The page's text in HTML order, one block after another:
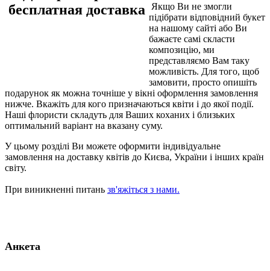
Якщо Ви не змогли
підібрати відповідний букет
на нашому сайті або Ви
бажаєте самі скласти
композицію, ми
представляємо Вам таку
можливість. Для того, щоб
замовити, просто опишіть
подарунок як можна точніше у вікні оформлення замовлення
нижче. Вкажіть для кого призначаються квіти і до якої події.
Наші флористи складуть для Ваших коханих і близьких
оптимальний варіант на вказану суму.
У цьому розділі Ви можете оформити індивідуальне
замовлення на доставку квітів до Києва, України і інших країн
світу.
При виникненні питань зв'яжіться з нами.
Анкета